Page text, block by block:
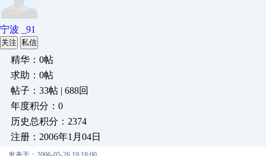
宁波 _91
关注 私信
精华：0帖
求助：0帖
帖子：33帖 | 688回
年度积分：0
历史总积分：2374
注册：2006年1月04日